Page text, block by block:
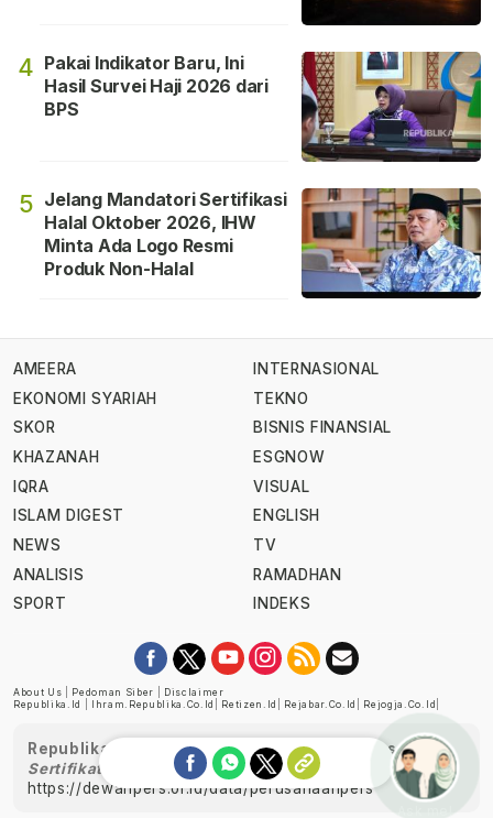
4 Pakai Indikator Baru, Ini
Hasil Survei Haji 2026 dari
BPS
5 Jelang Mandatori Sertifikasi
Halal Oktober 2026, IHW
Minta Ada Logo Resmi
Produk Non-Halal
AMEERA
EKONOMI SYARIAH
SKOR
KHAZANAH
IQRA
ISLAM DIGEST
NEWS
ANALISIS
SPORT
INTERNASIONAL
TEKNO
BISNIS FINANSIAL
ESGNOW
VISUAL
ENGLISH
TV
RAMADHAN
INDEKS
About Us Pedoman Siber
Disclaimer
Republika.id
Ihram.republika.co.id Retizen.id Rejabar.co.id Rejogja.co.id
Republika telah diverifikasi oleh Dewan Pers
Sertifikat Nomor 1058/DP-Verifikasi/K/XII/2022
https://dewanpers.or.id/data/perusahaanpers